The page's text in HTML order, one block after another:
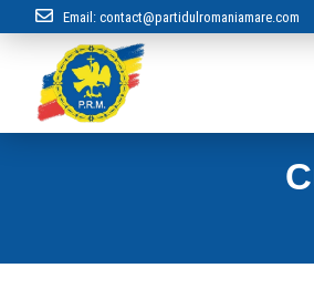
Email: contact@partidulromaniamare.com